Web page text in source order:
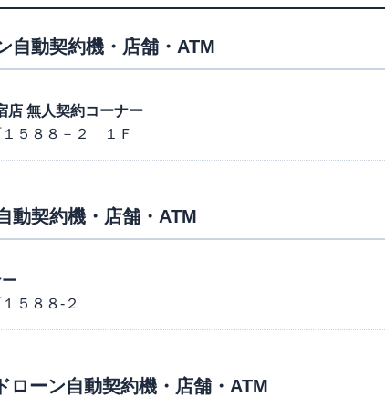
自動契約機・店舗・ATM
店 無人契約コーナー
１５８８－２ １Ｆ
動契約機・店舗・ATM
５８８-２
ローン自動契約機・店舗・ATM